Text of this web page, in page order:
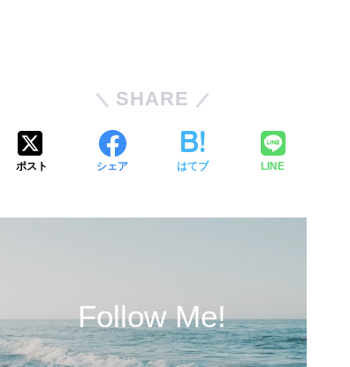
SHARE
ポスト シェア はてブ LINE
Follow Me!